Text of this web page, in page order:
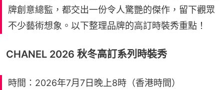
牌創意總監，都交出一份令人驚艷的傑作，留下觀眾
不少藝術想象。以下整理品牌的高訂時裝秀重點！
CHANEL 2026 秋冬高訂系列時裝秀
時間：2026年7月7日晚上8時（香港時間）